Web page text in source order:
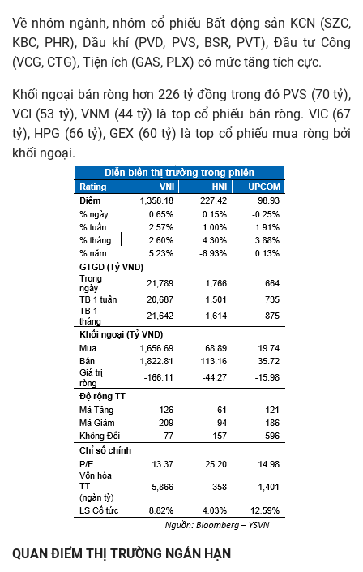
Về nhóm ngành, nhóm cổ phiếu Bất động sản KCN (SZC,
KBC, PHR), Dầu khí (PVD, PVS, BSR, PVT), Đầu tư Công
(VCG, CTG), Tiện ích (GAS, PLX) có mức tăng tích cực.
Khối ngoại bán ròng hơn 226 tỷ đồng trong đó PVS (70 tỷ),
VCI (53 tỷ), VNM (44 tỷ) là top cổ phiếu bán ròng. VIC (67
tỷ), HPG (66 tỷ), GEX (60 tỷ) là top cổ phiếu mua ròng bởi
khối ngoại.
QUAN ĐIỂM THỊ TRƯỜNG NGẮN HẠN